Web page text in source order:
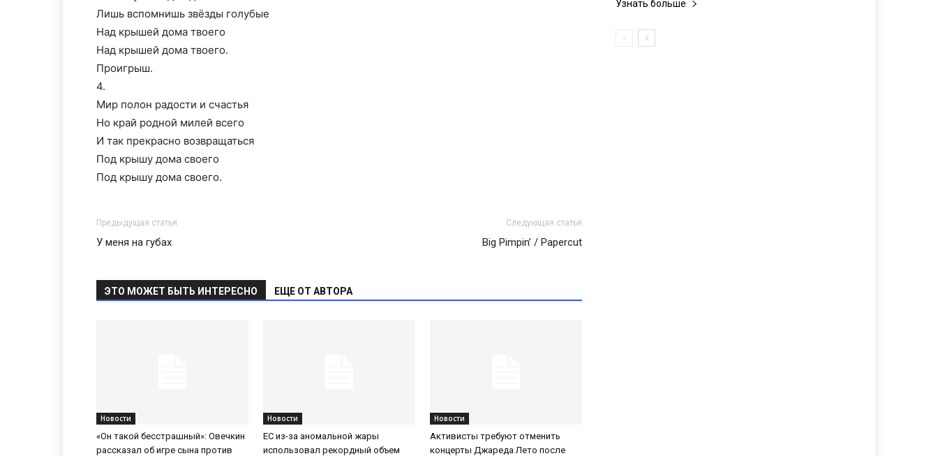
Лишь вспомнишь звёзды голубые
Над крышей дома твоего
Над крышей дома твоего.
Проигрыш.
4.
Мир полон радости и счастья
Но край родной милей всего
И так прекрасно возвращаться
Под крышу дома своего
Под крышу дома своего.
Предыдущая статья
У меня на губах
Следующая статья
Big Pimpin’ / Papercut
ЭТО МОЖЕТ БЫТЬ ИНТЕРЕСНО ЕЩЕ ОТ АВТОРА
Новости
«Он такой бесстрашный»: Овечкин
рассказал об игре сына против
Новости
ЕС из-за аномальной жары
использовал рекордный объем
Новости
Активисты требуют отменить
концерты Джареда Лето после
Узнать больше